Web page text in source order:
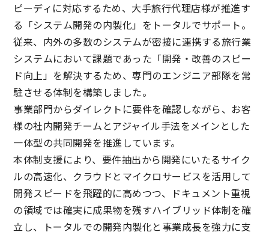
ピーディに対応するため、大手旅行代理店様が推進す
る「システム開発の内製化」をトータルでサポート。
従来、内外の多数のシステムが密接に連携する旅行業
システムにおいて課題であった「開発・改善のスピー
ド向上」を解決するため、専門のエンジニア部隊を常
駐させる体制を構築しました。
事業部門からダイレクトに要件を確認しながら、お客
様の社内開発チームとアジャイル手法をメインとした
一体型の共同開発を推進しています。
本体制支援により、要件抽出から開発にいたるサイク
ルの高速化、クラウドとマイクロサービスを活用して
開発スピードを飛躍的に高めつつ、ドキュメント重視
の領域では確実に成果物を残すハイブリッド体制を確
立し、トータルでの開発内製化と事業成長を強力に支